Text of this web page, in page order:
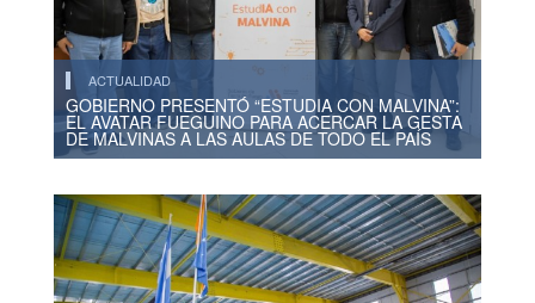
ACTUALIDAD
GOBIERNO PRESENTÓ “ESTUDIA CON MALVINA”:
EL AVATAR FUEGUINO PARA ACERCAR LA GESTA
DE MALVINAS A LAS AULAS DE TODO EL PAÍS